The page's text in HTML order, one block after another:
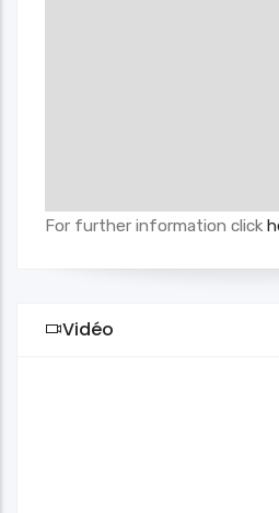
For further information click
Vidéo